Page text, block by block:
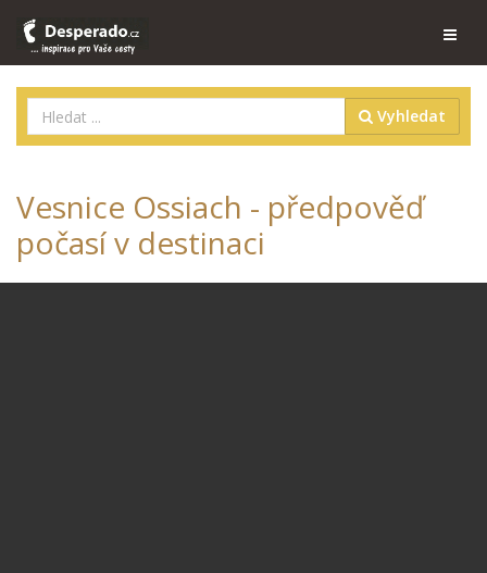
Vyhledat
Vesnice Ossiach - předpověď
počasí v destinaci